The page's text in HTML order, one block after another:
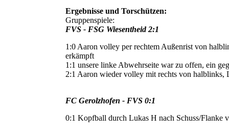
Ergebnisse und Torschützen:
Gruppenspiele:
FVS - FSG Wiesentheid 2:1
1:0 Aaron volley per rechtem Außenrist von
erkämpft
1:1 unsere linke Abwehrseite war zu offen, ein
2:1 Aaron wieder volley mit rechts von
FC Gerolzhofen - FVS 0:1
0:1 Kopfball durch Lukas H nach Schuss/Flanke